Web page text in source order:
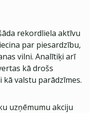
rekordliela aktīvu
par piesardzību,
vilni. Analītiķi arī
kā drošs
valstu parādzīmes.
uzņēmumu akciju